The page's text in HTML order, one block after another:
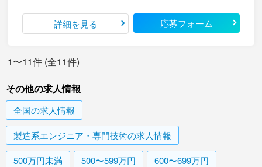
詳細を見る 応募フォーム
1〜11件 (全11件)
その他の求人情報
全国の求人情報
製造系エンジニア・専門技術の求人情報
500万円未満 500〜599万円 600〜699万円